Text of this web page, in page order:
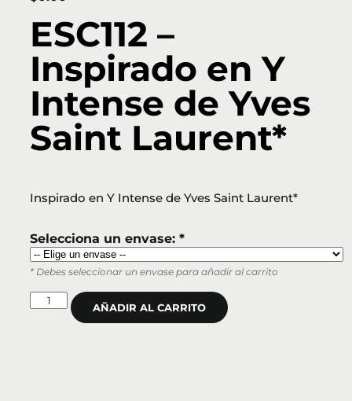
ESC112 –
Inspirado en Y
Intense de Yves
Saint Laurent*
Inspirado en Y Intense de Yves Saint Laurent*
Selecciona un envase: *
* Debes seleccionar un envase para añadir al carrito
AÑADIR AL CARRITO